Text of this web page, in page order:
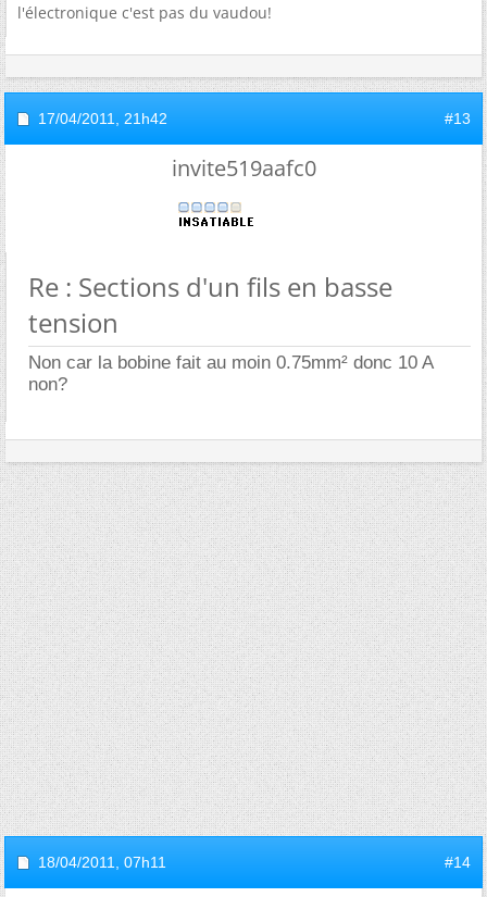
l'électronique c'est pas du vaudou!
17/04/2011, 21h42 #13
invite519aafc0
Re : Sections d'un fils en basse
tension
Non car la bobine fait au moin 0.75mm² donc 10 A
non?
18/04/2011, 07h11 #14